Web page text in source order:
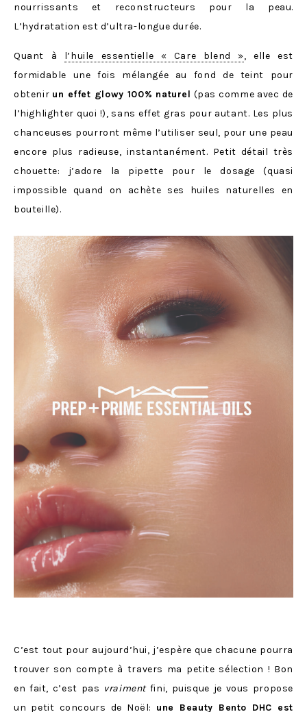
nourrissants et reconstructeurs pour la peau.
L’hydratation est d’ultra-longue durée.
Quant à l’huile essentielle « Care blend », elle est
formidable une fois mélangée au fond de teint pour
obtenir un effet glowy 100% naturel (pas comme avec de
l’highlighter quoi !), sans effet gras pour autant. Les plus
chanceuses pourront même l’utiliser seul, pour une peau
encore plus radieuse, instantanément. Petit détail très
chouette: j’adore la pipette pour le dosage (quasi
impossible quand on achète ses huiles naturelles en
bouteille).
C’est tout pour aujourd’hui, j’espère que chacune pourra
trouver son compte à travers ma petite sélection ! Bon
en fait, c’est pas vraimentfini, puisque je vous propose
un petit concours de Noël: une Beauty Bento DHC est